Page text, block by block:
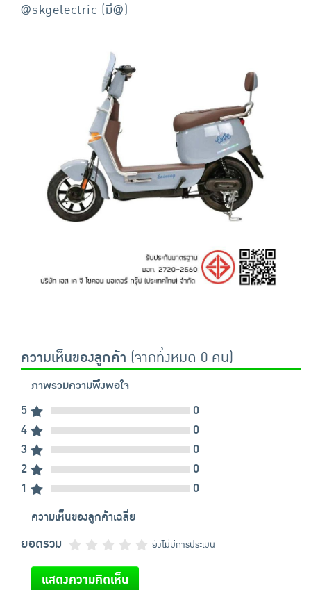
@skgelectric (มี@)
ความเห็นของลูกค้า (จากทั้งหมด 0 คน)
ภาพรวมความพึงพอใจ
5
0
4
0
3
0
2
0
1
0
ความเห็นของลูกค้าเฉลี่ย
ยอดรวม ยังไม่มีการประเมิน
แสดงความคิดเห็น